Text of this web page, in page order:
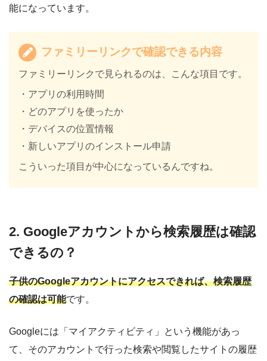
能になっています。
ファミリーリンクで確認できる内容
ファミリーリンクで見られるのは、こんな項目です。
・アプリの利用時間
・どのアプリを使ったか
・デバイスの位置情報
・新しいアプリのインストール申請
こういった項目が中心になっているんですね。
2. Googleアカウントから検索履歴は確認
できるの？
子供のGoogleアカウントにアクセスできれば、検索履歴
の確認は可能です。
Googleには「マイアクティビティ」という機能があっ
て、そのアカウントで行った検索や閲覧したサイトの履歴